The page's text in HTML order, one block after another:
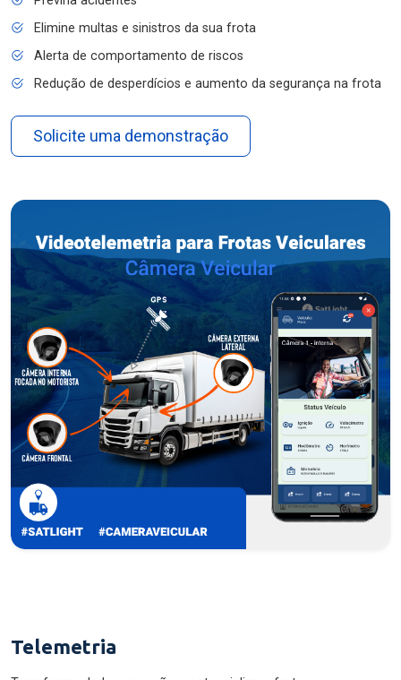
Elimine multas e sinistros da sua frota
Alerta de comportamento de riscos
Redução de desperdícios e aumento da segurança na frota
Solicite uma demonstração
Telemetria